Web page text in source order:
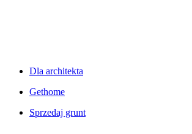
Dla architekta
Gethome
Sprzedaj grunt